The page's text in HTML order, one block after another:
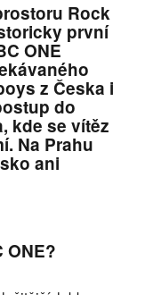
Rock
první
ONE
z Česka i
do
kde se vítěz
Na Prahu
ani
ONE?